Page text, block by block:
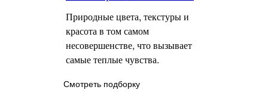
Природные цвета, текстуры и
красота в том самом
несовершенстве, что вызывает
самые теплые чувства.
Смотреть подборку